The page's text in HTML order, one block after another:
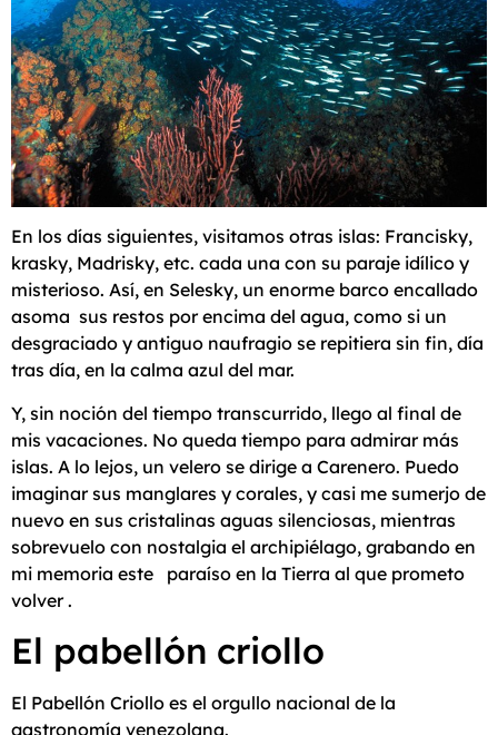
En los días siguientes, visitamos otras islas: Francisky,
krasky, Madrisky, etc. cada una con su paraje idílico y
misterioso. Así, en Selesky, un enorme barco encallado
asoma sus restos por encima del agua, como si un
desgraciado y antiguo naufragio se repitiera sin fin, día
tras día, en la calma azul del mar.
Y, sin noción del tiempo transcurrido, llego al final de
mis vacaciones. No queda tiempo para admirar más
islas. A lo lejos, un velero se dirige a Carenero. Puedo
imaginar sus manglares y corales, y casi me sumerjo de
nuevo en sus cristalinas aguas silenciosas, mientras
sobrevuelo con nostalgia el archipiélago, grabando en
mi memoria este paraíso en la Tierra al que prometo
volver .
El pabellón criollo
El Pabellón Criollo es el orgullo nacional de la
gastronomía venezolana.